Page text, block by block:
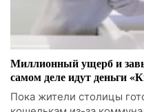
Миллионный ущерб и
самом деле идут деньги
Пока жители столицы